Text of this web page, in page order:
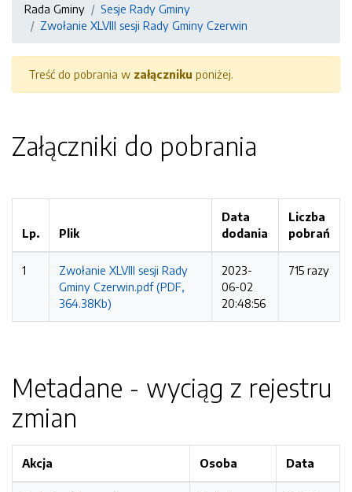
Rada Gminy
Sesje Rady Gminy
Zwołanie XLVIII sesji Rady Gminy Czerwin
Treść do pobrania w załączniku poniżej.
Załączniki do pobrania
Lp. Plik
Data
dodania
Liczba
pobrań
1
Zwołanie XLVIII sesji Rady
Gminy Czerwin.pdf (PDF,
364.38Kb)
2023-
06-02
20:48:56
715 razy
Metadane - wyciąg z rejestru
zmian
Akcja Osoba Data